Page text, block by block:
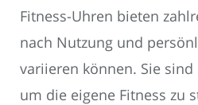
Fitness-Uhren bieten
nach Nutzung und
variieren können. Sie
um die eigene Fitness zu